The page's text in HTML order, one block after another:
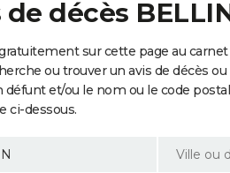
de décès
sur cette page au
ou trouver un avis de décès
défunt et/ou le nom ou le code
ci-dessous.